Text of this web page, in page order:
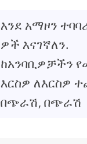
እንደ አማዞን
ዎች እናገኛለን.
ከአንባቢዎቻችን
እርስዎ
በጭራሽ, በጭራሽ